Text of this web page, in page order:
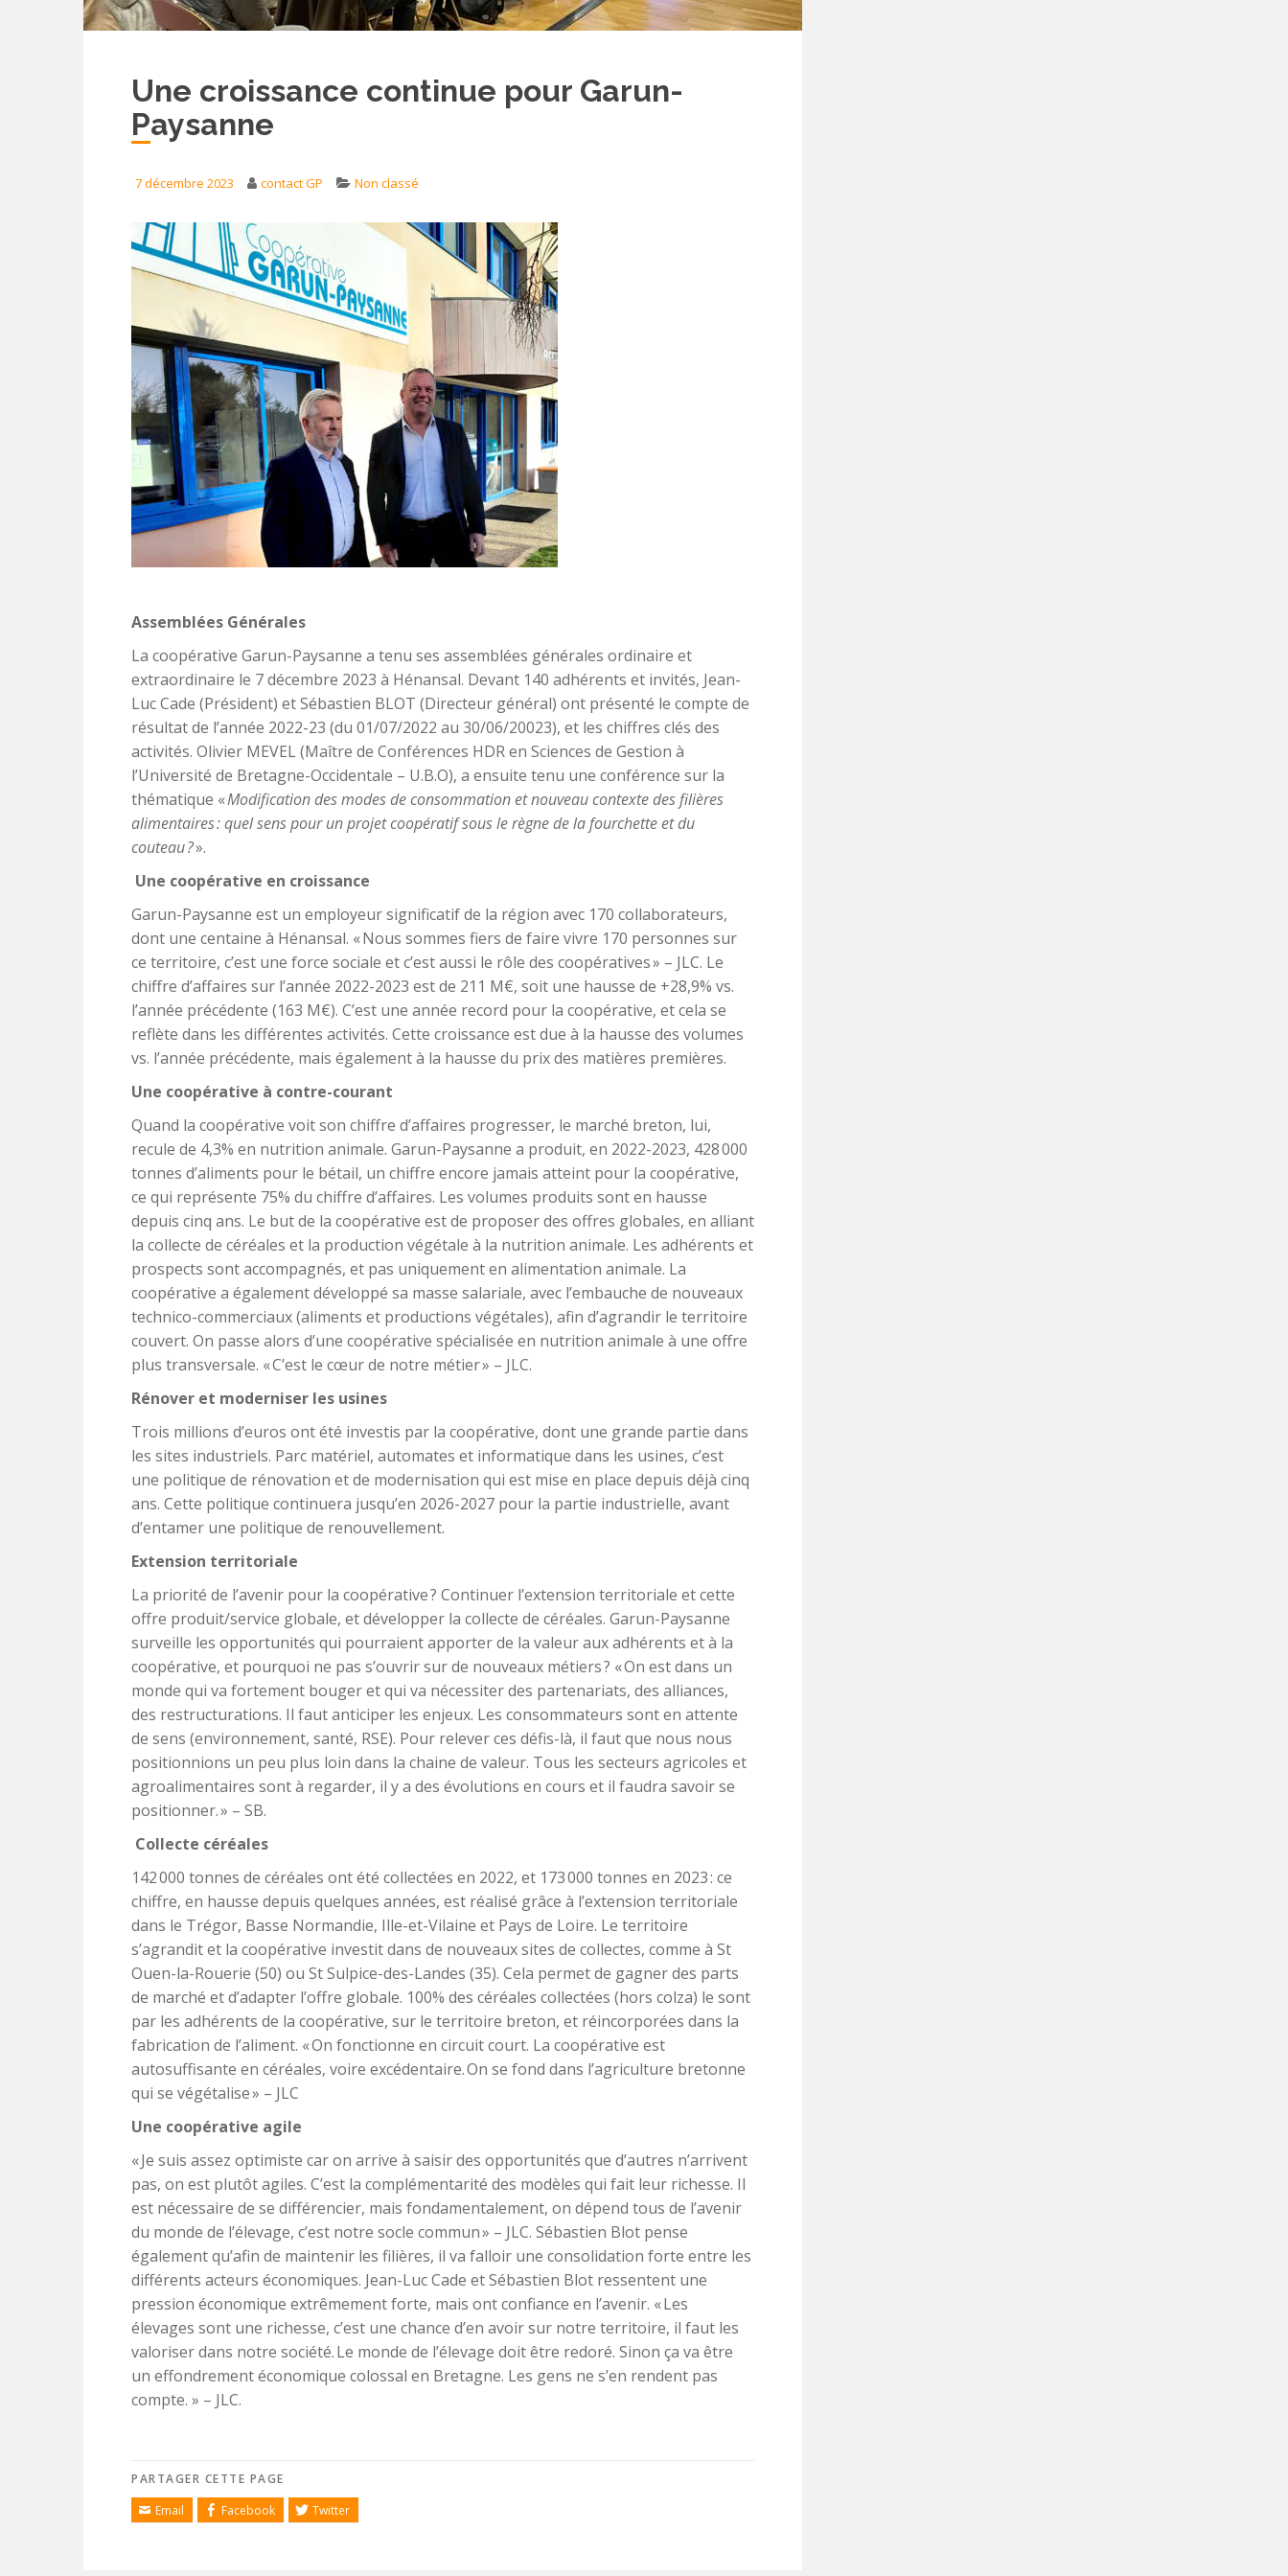
Une croissance continue pour Garun-
Paysanne
7 décembre 2023 contact GP Non classé
Assemblées Générales
La coopérative Garun-Paysanne a tenu ses assemblées générales ordinaire et
extraordinaire le 7 décembre 2023 à Hénansal. Devant 140 adhérents et invités, Jean-
Luc Cade (Président) et Sébastien BLOT (Directeur général) ont présenté le compte de
résultat de l’année 2022-23 (du 01/07/2022 au 30/06/20023), et les chiffres clés des
activités. Olivier MEVEL (Maître de Conférences HDR en Sciences de Gestion à
l’Université de Bretagne-Occidentale – U.B.O), a ensuite tenu une conférence sur la
thématique «Modification des modes de consommation et nouveau contexte des filières
alimentaires : quel sens pour un projet coopératif sous le règne de la fourchette et du
couteau ?».
Une coopérative en croissance
Garun-Paysanne est un employeur significatif de la région avec 170 collaborateurs,
dont une centaine à Hénansal. « Nous sommes fiers de faire vivre 170 personnes sur
ce territoire, c’est une force sociale et c’est aussi le rôle des coopératives » – JLC. Le
chiffre d’affaires sur l’année 2022-2023 est de 211 M€, soit une hausse de +28,9% vs.
l’année précédente (163 M€). C’est une année record pour la coopérative, et cela se
reflète dans les différentes activités. Cette croissance est due à la hausse des volumes
vs. l’année précédente, mais également à la hausse du prix des matières premières.
Une coopérative à contre-courant
Quand la coopérative voit son chiffre d’affaires progresser, le marché breton, lui,
recule de 4,3% en nutrition animale. Garun-Paysanne a produit, en 2022-2023, 428 000
tonnes d’aliments pour le bétail, un chiffre encore jamais atteint pour la coopérative,
ce qui représente 75% du chiffre d’affaires. Les volumes produits sont en hausse
depuis cinq ans. Le but de la coopérative est de proposer des offres globales, en alliant
la collecte de céréales et la production végétale à la nutrition animale. Les adhérents et
prospects sont accompagnés, et pas uniquement en alimentation animale. La
coopérative a également développé sa masse salariale, avec l’embauche de nouveaux
technico-commerciaux (aliments et productions végétales), afin d’agrandir le territoire
couvert. On passe alors d’une coopérative spécialisée en nutrition animale à une offre
plus transversale. « C’est le cœur de notre métier » – JLC.
Rénover et moderniser les usines
Trois millions d’euros ont été investis par la coopérative, dont une grande partie dans
les sites industriels. Parc matériel, automates et informatique dans les usines, c’est
une politique de rénovation et de modernisation qui est mise en place depuis déjà cinq
ans. Cette politique continuera jusqu’en 2026-2027 pour la partie industrielle, avant
d’entamer une politique de renouvellement.
Extension territoriale
La priorité de l’avenir pour la coopérative ? Continuer l’extension territoriale et cette
offre produit/service globale, et développer la collecte de céréales. Garun-Paysanne
surveille les opportunités qui pourraient apporter de la valeur aux adhérents et à la
coopérative, et pourquoi ne pas s’ouvrir sur de nouveaux métiers ? « On est dans un
monde qui va fortement bouger et qui va nécessiter des partenariats, des alliances,
des restructurations. Il faut anticiper les enjeux. Les consommateurs sont en attente
de sens (environnement, santé, RSE). Pour relever ces défis-là, il faut que nous nous
positionnions un peu plus loin dans la chaine de valeur. Tous les secteurs agricoles et
agroalimentaires sont à regarder, il y a des évolutions en cours et il faudra savoir se
positionner. » – SB.
Collecte céréales
142 000 tonnes de céréales ont été collectées en 2022, et 173 000 tonnes en 2023 : ce
chiffre, en hausse depuis quelques années, est réalisé grâce à l’extension territoriale
dans le Trégor, Basse Normandie, Ille-et-Vilaine et Pays de Loire. Le territoire
s’agrandit et la coopérative investit dans de nouveaux sites de collectes, comme à St
Ouen-la-Rouerie (50) ou St Sulpice-des-Landes (35). Cela permet de gagner des parts
de marché et d’adapter l’offre globale. 100% des céréales collectées (hors colza) le sont
par les adhérents de la coopérative, sur le territoire breton, et réincorporées dans la
fabrication de l’aliment. « On fonctionne en circuit court. La coopérative est
autosuffisante en céréales, voire excédentaire. On se fond dans l’agriculture bretonne
qui se végétalise » – JLC
Une coopérative agile
« Je suis assez optimiste car on arrive à saisir des opportunités que d’autres n’arrivent
pas, on est plutôt agiles. C’est la complémentarité des modèles qui fait leur richesse. Il
est nécessaire de se différencier, mais fondamentalement, on dépend tous de l’avenir
du monde de l’élevage, c’est notre socle commun » – JLC. Sébastien Blot pense
également qu’afin de maintenir les filières, il va falloir une consolidation forte entre les
différents acteurs économiques. Jean-Luc Cade et Sébastien Blot ressentent une
pression économique extrêmement forte, mais ont confiance en l’avenir. « Les
élevages sont une richesse, c’est une chance d’en avoir sur notre territoire, il faut les
valoriser dans notre société. Le monde de l’élevage doit être redoré. Sinon ça va être
un effondrement économique colossal en Bretagne. Les gens ne s’en rendent pas
compte. » – JLC.
PARTAGER CETTE PAGE
Email
Facebook Twitter